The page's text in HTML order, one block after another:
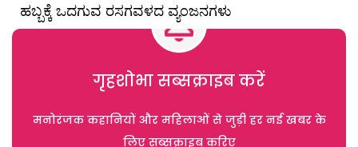
ಹಬ್ಬಕ್ಕೆ ಒದಗುವ ರಸಗವಳದ ವ್ಯಂಜನಗಳು
गृहशोभा सब्सक्राइब करें
मनोरंजक कहानियों और महिलाओं से जुड़ी हर नई खबर के
लिए सब्सक्राइब करिए